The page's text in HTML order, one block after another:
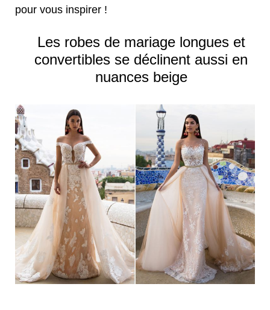
pour vous inspirer !
Les robes de mariage longues et
convertibles se déclinent aussi en
nuances beige